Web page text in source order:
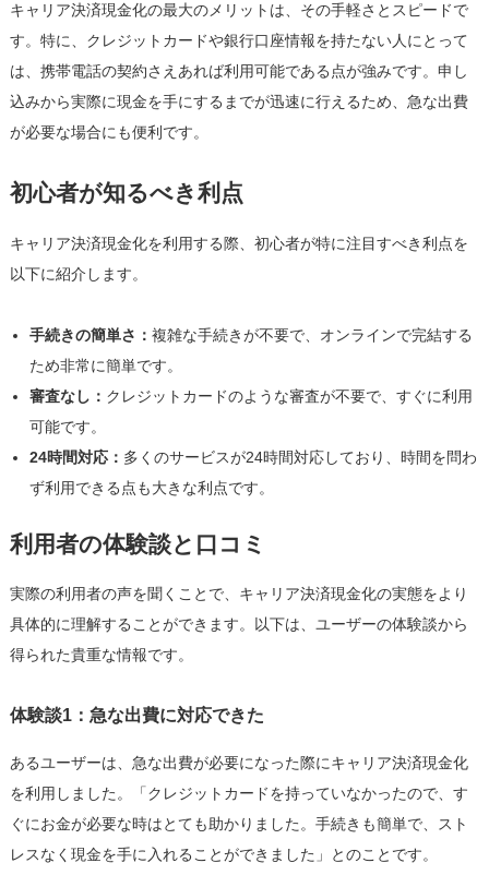
キャリア決済現金化の最大のメリットは、その手軽さとスピードで
す。特に、クレジットカードや銀行口座情報を持たない人にとって
は、携帯電話の契約さえあれば利用可能である点が強みです。申し
込みから実際に現金を手にするまでが迅速に行えるため、急な出費
が必要な場合にも便利です。
初心者が知るべき利点
キャリア決済現金化を利用する際、初心者が特に注目すべき利点を
以下に紹介します。
手続きの簡単さ：複雑な手続きが不要で、オンラインで完結する
ため非常に簡単です。
審査なし： クレジットカードのような審査が不要で、すぐに利用
可能です。
24時間対応： 多くのサービスが24時間対応しており、時間を問わ
ず利用できる点も大きな利点です。
利用者の体験談と口コミ
実際の利用者の声を聞くことで、キャリア決済現金化の実態をより
具体的に理解することができます。以下は、ユーザーの体験談から
得られた貴重な情報です。
体験談1：急な出費に対応できた
あるユーザーは、急な出費が必要になった際にキャリア決済現金化
を利用しました。「クレジットカードを持っていなかったので、す
ぐにお金が必要な時はとても助かりました。手続きも簡単で、スト
レスなく現金を手に入れることができました」とのことです。